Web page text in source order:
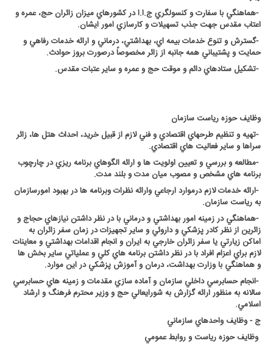
-هماهنگي با سفارت و کنسولگري ج.ا.ا در کشورهاي ميزان زائران حج، عمره و
اعتاب مقدس جهت جذب تسهيلات و کارسازي امور ايشان.
-گسترش و تنوع خدمات بيمه اي، بهداشتي، درماني و ارائه خدمات رفاهي و
حمايت و پشتيباني همه جانبه از زائر مخصوصاً درصورت بروز حوادث.
-تشکيل ستادهاي دائم و موقت حج و عمره و ساير عتبات مقدس.
وظايف حوزه رياست سازمان
-تهيه و تنظيم طرحهاي اقتصادي و فني لازم از قبيل خريد، احداث هتل ها، زائر
سراها و ساير فعاليت هاي اقتصادي.
-مطالعه و بررسي و تعيين اولويت ها و ارائه الگوهاي برنامه ريزي در چارچوب
برنامه هاي مشخص و مصوب ميان مدت و بلند مدت.
-ارائه خدمات لازم درموارد ارجاعي وارائه نظرات وبرنامه ها در بهبود امورسازمان
به رياست سازمان.
-هماهنگي در زمينه امور بهداشتي و درماني با در نظر داشتن نيازهاي حجاج و
زائرين از نظر کادر پزشکي و داروئي و ساير تجهيزات در زمان سفر زائران به
اماکن زيارتي يا سفر زائران خارجي به ايران و انجام اقدامات بهداشتي و معاينات
لازم براي اعزام افراد با در نظر داشتن برنامه هاي کلي و عملياتي ساير بخش ها
و هماهنگي با وزارت بهداشت، درمان و آموزش پزشکي در اين موارد.
-انجام حسابرسي داخلي سازمان و آماده سازي مقدمات و زمينه هاي حسابرسي
سالانه به منظور ارائه گزارش به شورايعالي حج و وزير محترم فرهنگ و ارشاد
اسلامي.
ج - وظايف واحدهاي سازماني
وظايف حوزه رياست و روابط عمومي